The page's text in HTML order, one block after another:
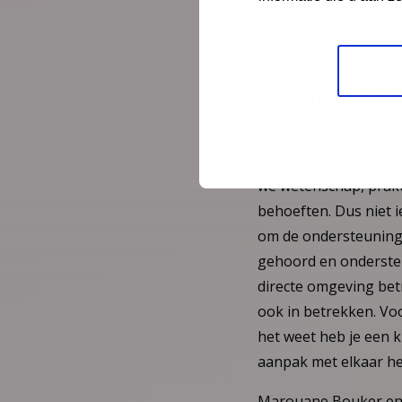
mededaders.
De ervaringskennis
we wetenschap,
behoeften. Dus niet
om de
gehoord en
directe omgeving
ook in betrekken.
het weet heb je een
aanpak met elkaar